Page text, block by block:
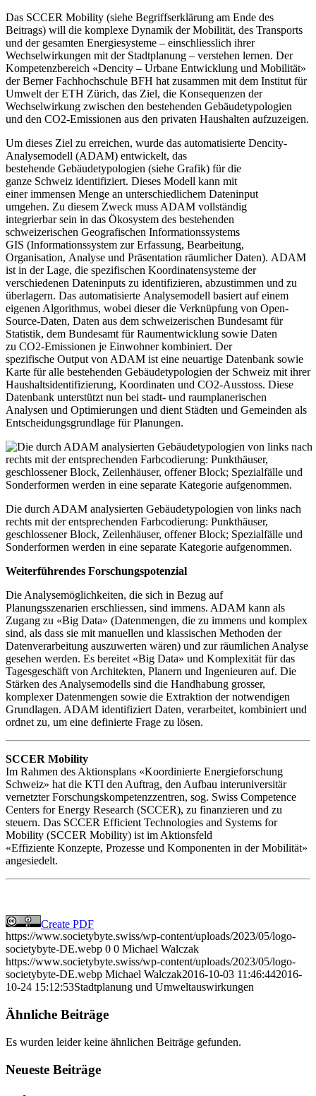
Das SCCER Mobility (siehe Begriffserklärung am Ende des
Beitrags) will die komplexe Dynamik der Mobilität, des Transports
und der gesamten Energiesysteme – einschliesslich ihrer
Wechselwirkungen mit der Stadtplanung – verstehen lernen. Der
Kompetenzbereich «Dencity – Urbane Entwicklung und Mobilität»
der Berner Fachhochschule BFH hat zusammen mit dem Institut für
Umwelt der ETH Zürich, das Ziel, die Konsequenzen der
Wechselwirkung zwischen den bestehenden Gebäudetypologien
und den CO2-Emissionen aus den privaten Haushalten aufzuzeigen.
Um dieses Ziel zu erreichen, wurde das automatisierte Dencity-
Analysemodell (ADAM) entwickelt, das
bestehende Gebäudetypologien (siehe Grafik) für die
ganze Schweiz identifiziert. Dieses Modell kann mit
einer immensen Menge an unterschiedlichem Dateninput
umgehen. Zu diesem Zweck muss ADAM vollständig
integrierbar sein in das Ökosystem des bestehenden
schweizerischen Geografischen Informationssystems
GIS (Informationssystem zur Erfassung, Bearbeitung,
Organisation, Analyse und Präsentation räumlicher Daten). ADAM
ist in der Lage, die spezifischen Koordinatensysteme der
verschiedenen Dateninputs zu identifizieren, abzustimmen und zu
überlagern. Das automatisierte Analysemodell basiert auf einem
eigenen Algorithmus, wobei dieser die Verknüpfung von Open-
Source-Daten, Daten aus dem schweizerischen Bundesamt für
Statistik, dem Bundesamt für Raumentwicklung sowie Daten
zu CO2-Emissionen je Einwohner kombiniert. Der
spezifische Output von ADAM ist eine neuartige Datenbank sowie
Karte für alle bestehenden Gebäudetypologien der Schweiz mit ihrer
Haushaltsidentifizierung, Koordinaten und CO2-Ausstoss. Diese
Datenbank unterstützt nun bei stadt- und raumplanerischen
Analysen und Optimierungen und dient Städten und Gemeinden als
Entscheidungsgrundlage für Planungen.
Die durch ADAM analysierten Gebäudetypologien von links nach
rechts mit der entsprechenden Farbcodierung: Punkthäuser,
geschlossener Block, Zeilenhäuser, offener Block; Spezialfälle und
Sonderformen werden in eine separate Kategorie aufgenommen.
Weiterführendes Forschungspotenzial
Die Analysemöglichkeiten, die sich in Bezug auf
Planungsszenarien erschliessen, sind immens. ADAM kann als
Zugang zu «Big Data» (Datenmengen, die zu immens und komplex
sind, als dass sie mit manuellen und klassischen Methoden der
Datenverarbeitung auszuwerten wären) und zur räumlichen Analyse
gesehen werden. Es bereitet «Big Data» und Komplexität für das
Tagesgeschäft von Architekten, Planern und Ingenieuren auf. Die
Stärken des Analysemodells sind die Handhabung grosser,
komplexer Datenmengen sowie die Extraktion der notwendigen
Grundlagen. ADAM identifiziert Daten, verarbeitet, kombiniert und
ordnet zu, um eine definierte Frage zu lösen.
SCCER Mobility
Im Rahmen des Aktionsplans «Koordinierte Energieforschung
Schweiz» hat die KTI den Auftrag, den Aufbau interuniversitär
vernetzter Forschungskompetenzzentren, sog. Swiss Competence
Centers for Energy Research (SCCER), zu finanzieren und zu
steuern. Das SCCER Efficient Technologies and Systems for
Mobility (SCCER Mobility) ist im Aktionsfeld
«Effiziente Konzepte, Prozesse und Komponenten in der Mobilität»
angesiedelt.
Create PDF
https://www.societybyte.swiss/wp-content/uploads/2023/05/logo-
societybyte-DE.webp 0 0 Michael Walczak
https://www.societybyte.swiss/wp-content/uploads/2023/05/logo-
societybyte-DE.webp Michael Walczak2016-10-03 11:46:442016-
10-24 15:12:53Stadtplanung und Umweltauswirkungen
Ähnliche Beiträge
Es wurden leider keine ähnlichen Beiträge gefunden.
Neueste Beiträge